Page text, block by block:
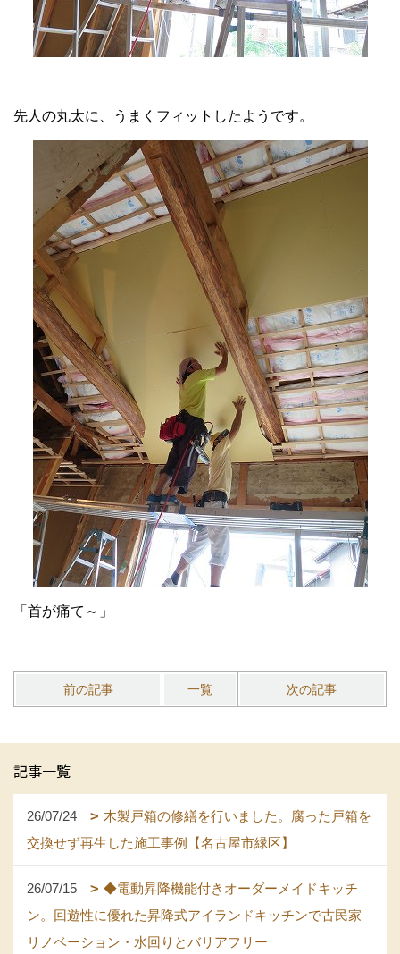
先人の丸太に、うまくフィットしたようです。
「首が痛て～」
前の記事 一覧 次の記事
記事一覧
26/07/24
木製戸箱の修繕を行いました。腐った戸箱を
交換せず再生した施工事例【名古屋市緑区】
26/07/15
◆電動昇降機能付きオーダーメイドキッチ
ン。回遊性に優れた昇降式アイランドキッチンで古民家
リノベーション・水回りとバリアフリー